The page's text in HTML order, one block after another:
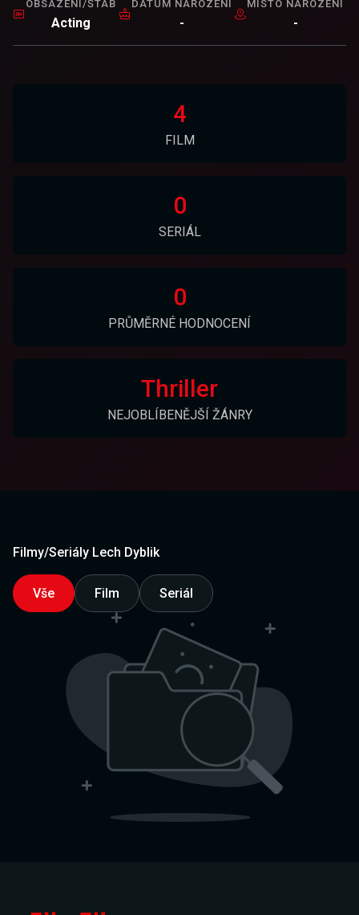
OBSAZENÍ/ŠTÁB
Acting
DATUM NAROZENÍ
-
MÍSTO NAROZENÍ
-
4
FILM
0
SERIÁL
0
PRŮMĚRNÉ HODNOCENÍ
Thriller
NEJOBLÍBENĚJŠÍ ŽÁNRY
Filmy/Seriály Lech Dyblik
Vše Film Seriál